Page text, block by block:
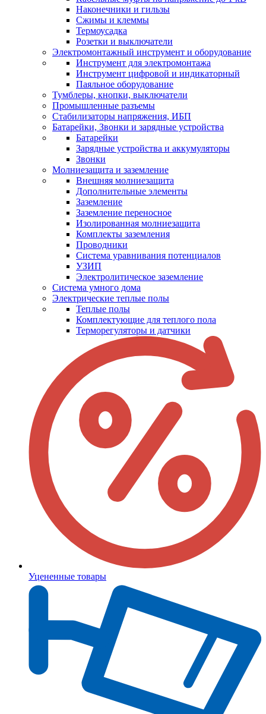
Наконечники и гильзы
Сжимы и клеммы
Термоусадка
Розетки и выключатели
Электромонтажный инструмент и оборудование
Инструмент для электромонтажа
Инструмент цифровой и индикаторный
Паяльное оборудование
Тумблеры, кнопки, выключатели
Промышленные разъемы
Стабилизаторы напряжения, ИБП
Батарейки, Звонки и зарядные устройства
Батарейки
Зарядные устройства и аккумуляторы
Звонки
Молниезащита и заземление
Внешняя молниезащита
Дополнительные элементы
Заземление
Заземление переносное
Изолированная молниезащита
Комплекты заземления
Проводники
Система уравнивания потенциалов
УЗИП
Электролитическое заземление
Система умного дома
Электрические теплые полы
Теплые полы
Комплектующие для теплого пола
Терморегуляторы и датчики
Уцененные товары